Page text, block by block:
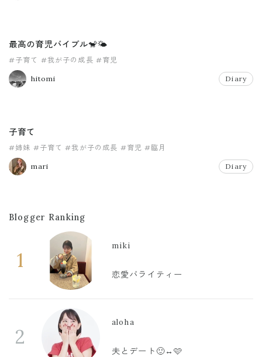
最高の育児バイブル🐒🌤
#子育て #我が子の成長 #育児
hitomi Diary
子育て
#姉妹 #子育て #我が子の成長 #育児 #臨月
mari Diary
Blogger Ranking
1
miki
恋愛バライティー
2
aloha
夫とデート🙂‍↔️🩷